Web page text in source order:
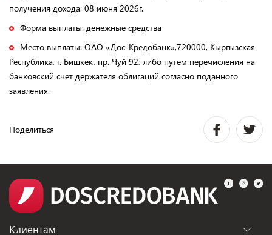
получения дохода: 08 июня 2026г.
Форма выплаты: денежные средства
Место выплаты: ОАО «Дос-Кредобанк»,720000, Кыргызская
Республика, г. Бишкек, пр. Чуй 92, либо путем перечисления на
банковский счет держателя облигаций согласно поданного
заявления.
Поделиться
Клиентам